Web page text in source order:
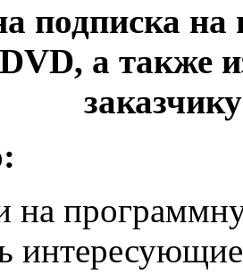
подписка на
а также
на